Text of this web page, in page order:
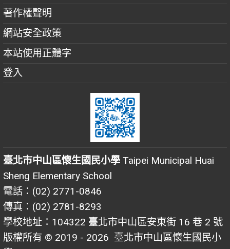
著作權聲明
網站安全政策
本站使用正體字
登入
臺北市中山區懷生國民小學 Taipei Municipal Huai
Sheng Elementary School
電話：(02) 2771-0846
傳真：(02) 2781-8293
學校地址：104322 臺北市中山區安東街 16 巷 2 號
版權所有 © 2019 - 2026 臺北市中山區懷生國民小